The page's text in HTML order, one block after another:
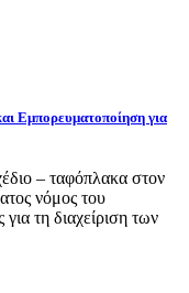
Εμπορευματοποίηση για
– ταφόπλακα στον
νόμος του
τη διαχείριση των